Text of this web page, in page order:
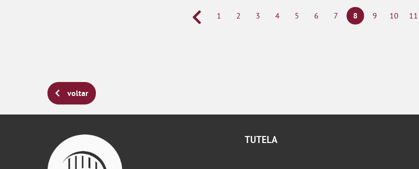
1 2 3 4 5 6 7 8 9 10 11
voltar
TUTELA